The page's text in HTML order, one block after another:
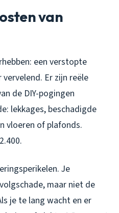
van
een verstopte
Er zijn reële
de DIY-pogingen
lekkages, beschadigde
vloeren of plafonds.
Je
maar niet de
je te lang wacht en er